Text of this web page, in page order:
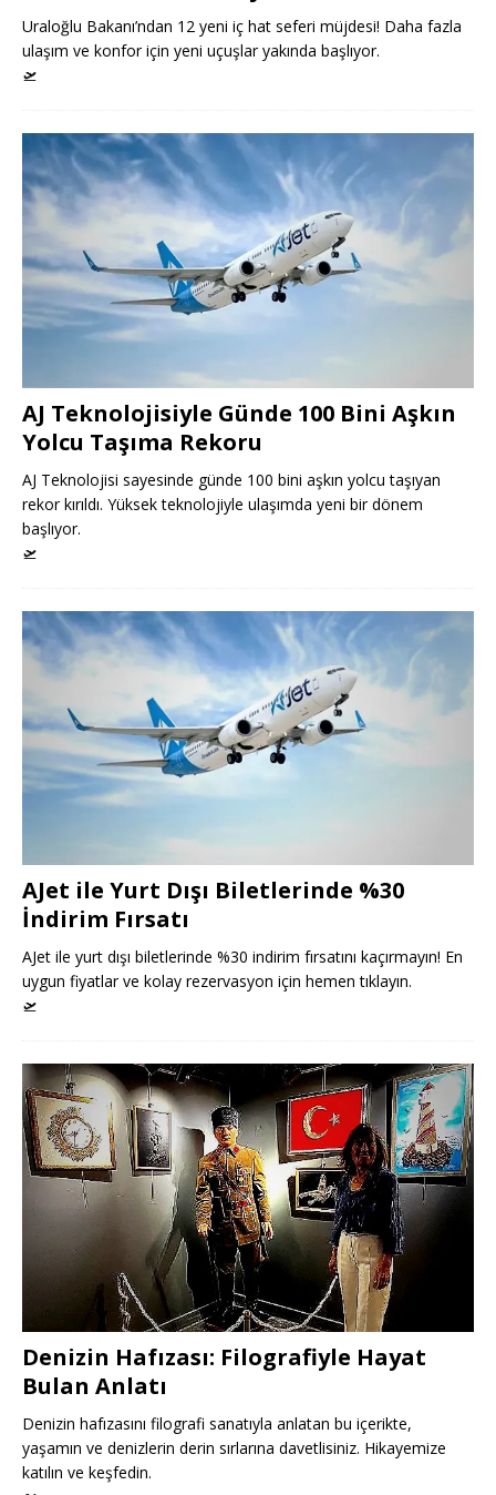
Uraloğlu Bakanı’ndan 12 yeni iç hat seferi müjdesi! Daha fazla
ulaşım ve konfor için yeni uçuşlar yakında başlıyor.
🛫
AJ Teknolojisiyle Günde 100 Bini Aşkın
Yolcu Taşıma Rekoru
AJ Teknolojisi sayesinde günde 100 bini aşkın yolcu taşıyan
rekor kırıldı. Yüksek teknolojiyle ulaşımda yeni bir dönem
başlıyor.
🛫
AJet ile Yurt Dışı Biletlerinde %30
İndirim Fırsatı
AJet ile yurt dışı biletlerinde %30 indirim fırsatını kaçırmayın! En
uygun fiyatlar ve kolay rezervasyon için hemen tıklayın.
🛫
Denizin Hafızası: Filografiyle Hayat
Bulan Anlatı
Denizin hafızasını filografi sanatıyla anlatan bu içerikte,
yaşamın ve denizlerin derin sırlarına davetlisiniz. Hikayemize
katılın ve keşfedin.